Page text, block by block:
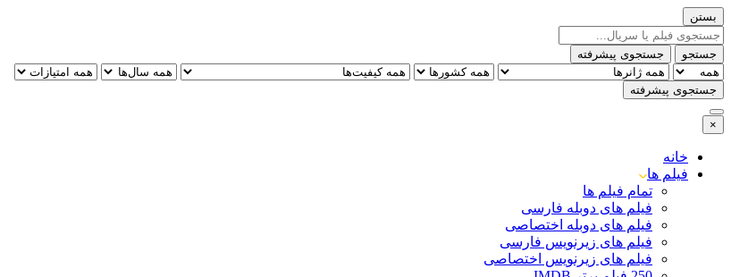
بستن
جستجو جستجوی پیشرفته
جستجوی پیشرفته
×
خانه
فیلم ها
تمام فیلم ها
فیلم های دوبله فارسی
فیلم های دوبله اختصاصی
فیلم های زیرنویس فارسی
فیلم های زیرنویس اختصاصی